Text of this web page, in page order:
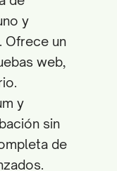
y
Ofrece un
web,
y
sin
de